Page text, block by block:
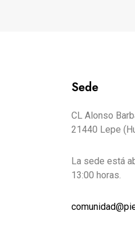
Sede
CL Alonso
21440 Lepe
La sede está
13:00 horas.